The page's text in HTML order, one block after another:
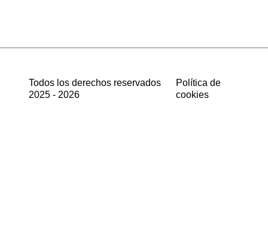
Todos los derechos reservados
2025 - 2026
Política de
cookies